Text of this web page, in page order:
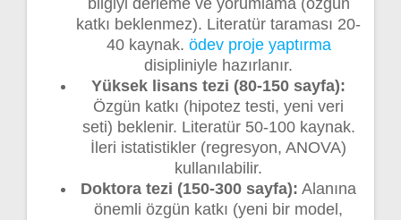
bilgiyi derleme ve yorumlama (özgün
katkı beklenmez). Literatür taraması 20-
40 kaynak. ödev proje yaptırma
disipliniyle hazırlanır.
Yüksek lisans tezi (80-150 sayfa):
Özgün katkı (hipotez testi, yeni veri
seti) beklenir. Literatür 50-100 kaynak.
İleri istatistikler (regresyon, ANOVA)
kullanılabilir.
Doktora tezi (150-300 sayfa): Alanına
önemli özgün katkı (yeni bir model,